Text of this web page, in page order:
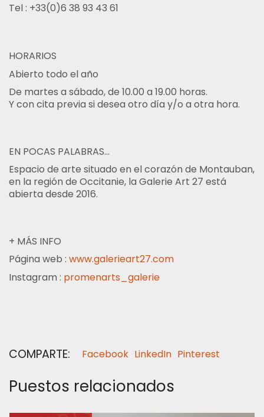
Tel : +33(0)6 38 93 43 61
HORARIOS
Abierto todo el año
De martes a sábado, de 10.00 a 19.00 horas.
Y con cita previa si desea otro día y/o a otra hora.
EN POCAS PALABRAS...
Espacio de arte situado en el corazón de Montauban,
en la región de Occitanie, la Galerie Art 27 está
abierta desde 2016.
+ MÁS INFO
Página web : www.galerieart27.com
Instagram : promenarts_galerie
COMPARTE: Facebook LinkedIn Pinterest
Puestos relacionados